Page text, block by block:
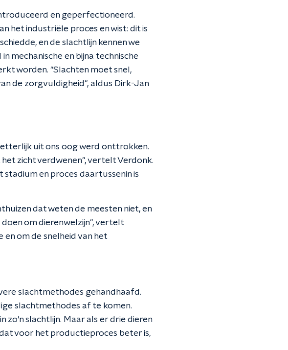
en geperfectioneerd.
het industriële proces en wist: dit is
ende slachtlijn kennen we
mechanische en bijna technische
worden. "Slachten moet snel,
de zorgvuldigheid", aldus Dirk-Jan
uit ons oog werd onttrokken.
zicht verdwenen", vertelt Verdonk.
stadium en proces daartussenin is
dat weten de meesten niet, en
doen om dierenwelzijn", vertelt
om de snelheid van het
slachtmethodes gehandhaafd.
slachtmethodes af te komen.
zo’n slachtlijn. Maar als er drie dieren
voor het productieproces beter is,